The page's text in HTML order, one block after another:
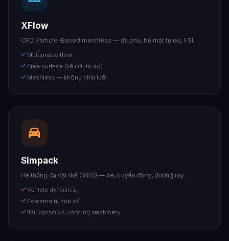
XFlow
CFD Particle-Based meshless — đa pha, bề mặt tự do, FSI.
Multiphase flow
Free surface (bề mặt tự do)
Meshless — không chia lưới
Simpack
Hệ thống đa vật thể (MBS) — xe, truyền động, đường ray.
Vehicle dynamics
Powertrain, hộp số
Rail dynamics, rotating machinery